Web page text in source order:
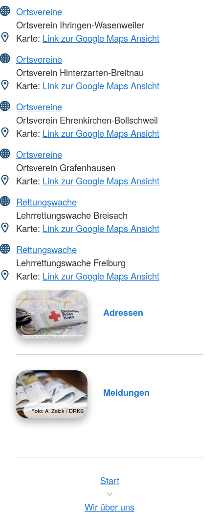
Ortsvereine
Ortsverein Ihringen-Wasenweiler
Karte: Link zur Google Maps Ansicht
Ortsvereine
Ortsverein Hinterzarten-Breitnau
Karte: Link zur Google Maps Ansicht
Ortsvereine
Ortsverein Ehrenkirchen-Bollschweil
Karte: Link zur Google Maps Ansicht
Ortsvereine
Ortsverein Grafenhausen
Karte: Link zur Google Maps Ansicht
Rettungswache
Lehrrettungswache Breisach
Karte: Link zur Google Maps Ansicht
Rettungswache
Lehrrettungswache Freiburg
Karte: Link zur Google Maps Ansicht
Adressen
Foto: A. Zelck / DRKS
Meldungen
Start
Wir über uns